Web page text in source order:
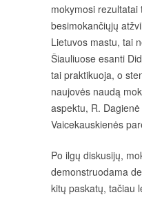
mokymosi
besimokančiųjų
Lietuvos mastu, tai
Šiauliuose esanti
tai praktikuoja, o
naujovės naudą
aspektu, R.
Vaicekauskienės
Po ilgų diskusijų,
demonstruodama
kitų paskatų, tačiau